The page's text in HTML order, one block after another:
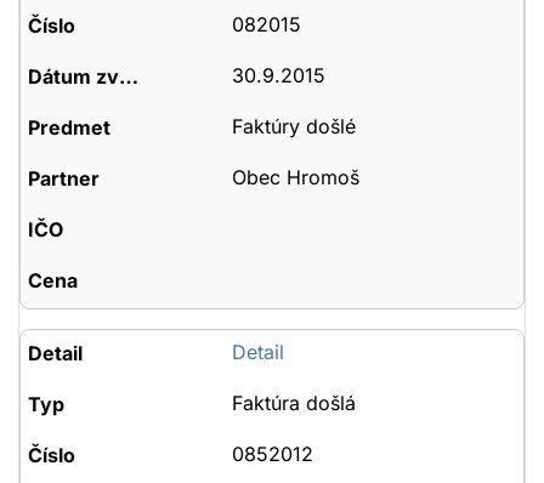
082015
30.9.2015
Faktúry došlé
Obec Hromoš
Detail
Faktúra došlá
0852012